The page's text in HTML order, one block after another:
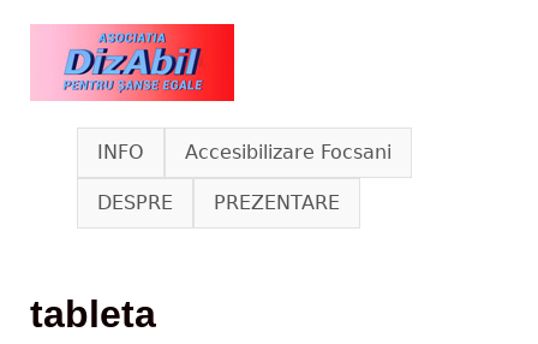
Skip to main content
www.dizabil.eu
INFO Accesibilizare Focsani
DESPRE PREZENTARE
tableta